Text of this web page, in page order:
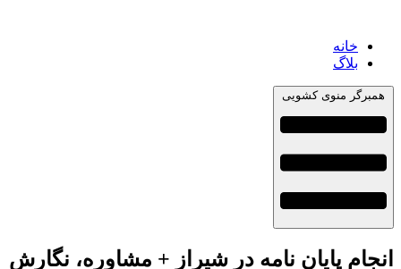
خانه
بلاگ
همبرگر منوی کشویی
انجام پایان نامه در شیراز + مشاوره، نگارش